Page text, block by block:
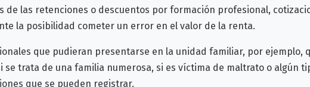
de las retenciones o descuentos por formación profesional,
la posibilidad cometer un error en el valor de la renta.
que pudieran presentarse en la unidad familiar, por ejemplo,
trata de una familia numerosa, si es víctima de maltrato o algún
que se pueden registrar.